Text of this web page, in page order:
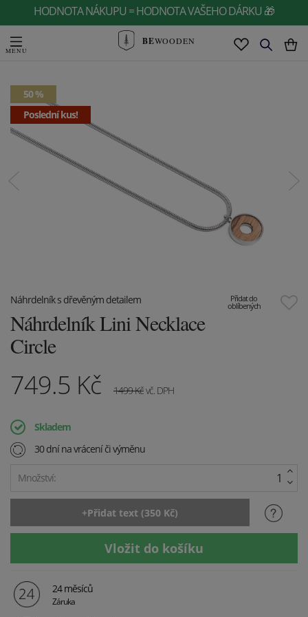
HODNOTA NÁKUPU = HODNOTA VAŠEHO DÁRKU 🎁
BEWOODEN
50 %
Poslední kus!
Přidat do
oblíbených
Náhrdelník s dřevěným detailem
Náhrdelník Lini Necklace
Circle
749.5 Kč 1499Kčvč. DPH
Skladem
30 dní na vrácení či výměnu
Množství:
24 měsíců
Záruka